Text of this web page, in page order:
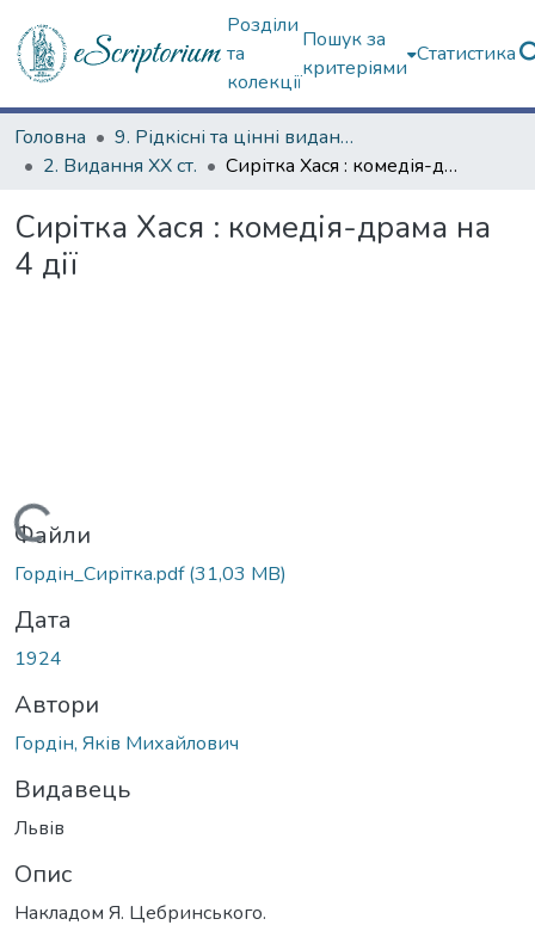
Розділи
та
колекції
Пошук за
критеріями
Статистика
Головна
9. Рідкісні та цінні видання
2. Видання ХХ ст.
Сирітка Хася : комедія-драма на 4 дії
Сирітка Хася : комедія-драма на
4 дії
Вантажиться...
Файли
Гордін_Сирітка.pdf(31,03 MB)
Дата
1924
Автори
Гордін, Яків Михайлович
Видавець
Львів
Опис
Накладом Я. Цебринського.